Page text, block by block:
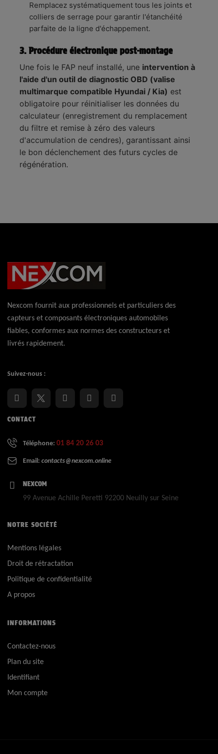
Remplacez systématiquement tous les joints et
colliers de serrage pour garantir l'étanchéité
parfaite de la ligne d'échappement.
3. Procédure électronique post-montage
Une fois le FAP neuf installé, une intervention à
l'aide d'un outil de diagnostic OBD (valise
multimarque compatible Hyundai / Kia) est
obligatoire pour réinitialiser les données du
calculateur (enregistrement du remplacement
du filtre et remise à zéro des valeurs
d'accumulation de cendres), garantissant ainsi
le bon déclenchement des futurs cycles de
régénération.
Nexcom fournit aux professionnels et particuliers des
capteurs et composants électroniques automobiles
fiables, conformes aux normes des constructeurs et
livrés rapidement.
Suivez-nous :
CONTACT
Téléphone: 01 84 20 26 03
Email: contacts@nexcom.online
NEXCOM
99 Avenue Achille Peretti 92200 Neuilly sur Seine
NOTRE SOCIÉTÉ
Mentions légales
Droit de rétractation
Politique de confidentialité
A propos
INFORMATIONS
Contactez-nous
Plan du site
Identifiant
Mon compte